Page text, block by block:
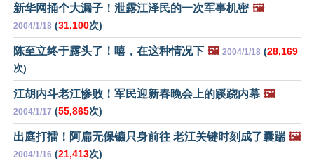
新华网捅个大漏子！泄露江泽民的一次军事机密 🖼️
2004/1/18 (31,100次)
陈至立终于露头了！嘻，在这种情况下 🖼️ 2004/1/18 (28,169
次)
江胡内斗老江惨败！军民迎新春晚会上的蹊跷内幕 🖼️
2004/1/17 (55,865次)
出庭打擂！阿扁无保镳只身前往 老江关键时刻成了囊踹 🖼️
2004/1/16 (21,413次)